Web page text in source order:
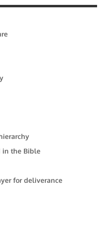
in the Bible
for deliverance